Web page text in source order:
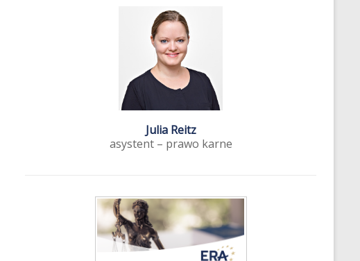
Julia Reitz
asystent – prawo karne